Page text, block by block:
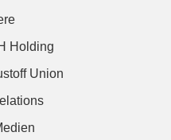
Holding
Union